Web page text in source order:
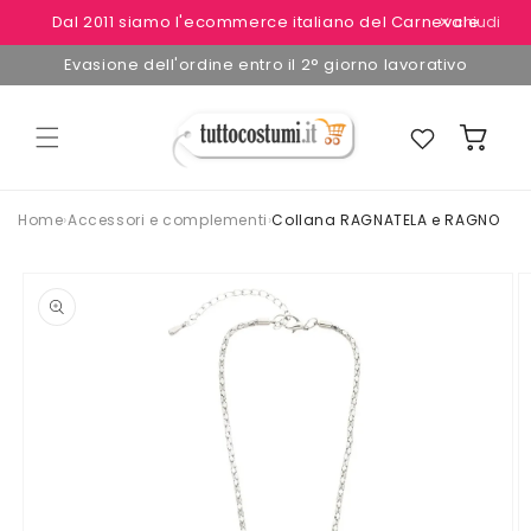
direttamente
ai contenuti
Dal 2011 siamo l'ecommerce italiano del Carnevale
✕ chiudi
Evasione dell'ordine entro il 2° giorno lavorativo
Preferiti Carrello
Home›Accessori e complementi›Collana RAGNATELA e RAGNO